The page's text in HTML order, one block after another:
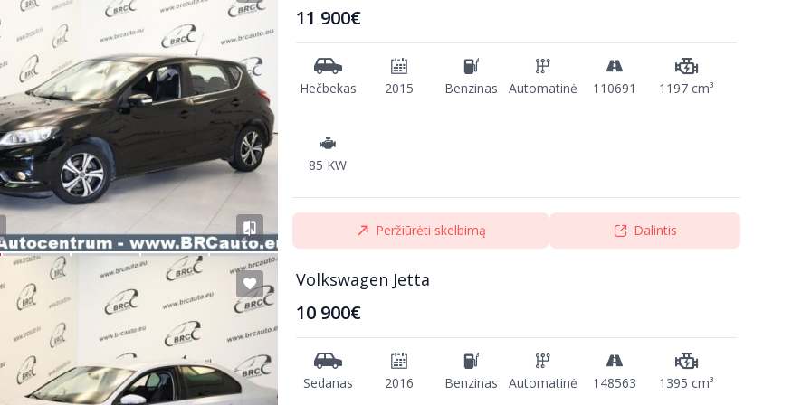
11 900€
Hečbekas 2015 Benzinas Automatinė 110691 1197 cm³
85 KW
Peržiūrėti skelbimą Dalintis
Volkswagen Jetta
10 900€
Sedanas 2016 Benzinas Automatinė 148563 1395 cm³